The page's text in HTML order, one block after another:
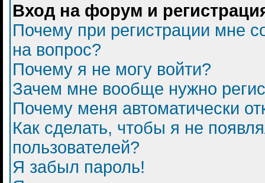
Вход на форум и
Почему при регистрации мне
на вопрос?
Почему я не могу войти?
Зачем мне вообще нужно
Почему меня автоматически
Как сделать, чтобы я не
пользователей?
Я забыл пароль!